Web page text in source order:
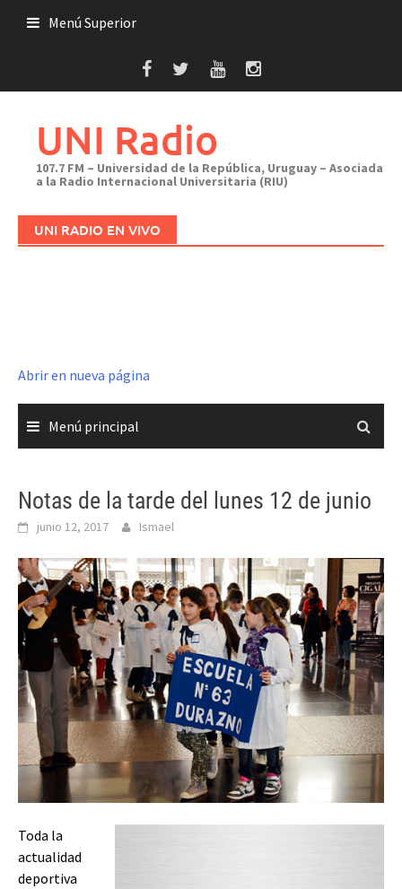
Menú Superior
UNI Radio
107.7 FM – Universidad de la República, Uruguay – Asociada
a la Radio Internacional Universitaria (RIU)
UNI RADIO EN VIVO
Abrir en nueva página
Menú principal
Notas de la tarde del lunes 12 de junio
junio 12, 2017 Ismael
Toda la
actualidad
deportiva